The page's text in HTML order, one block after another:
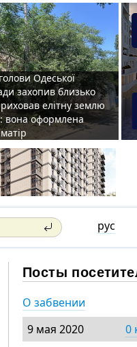
Одеської
захопив близько
елітну землю
вона оформлена
рус
Посты
О забвении
9 мая 2020
0